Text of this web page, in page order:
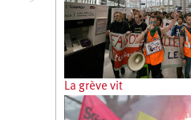
La grève vit